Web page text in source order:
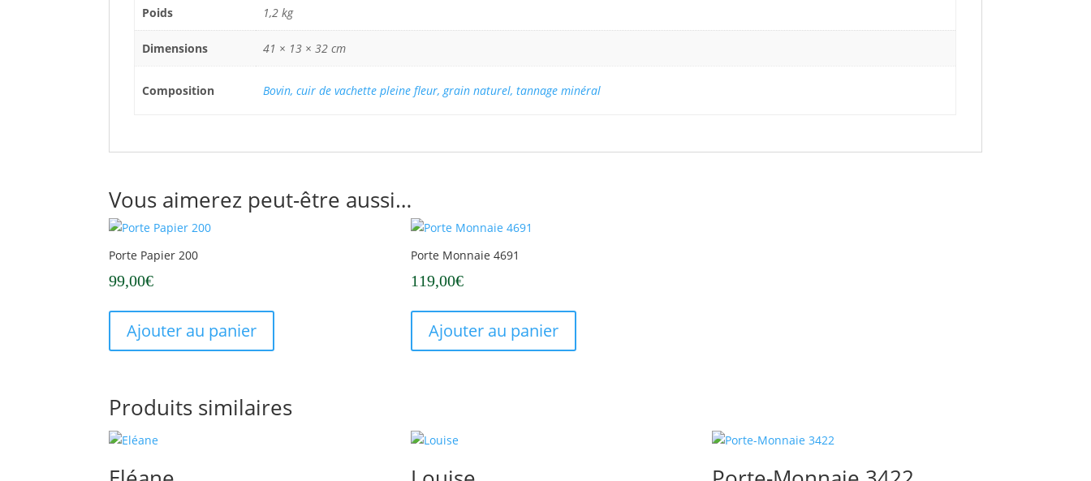
Poids 1,2 kg
Dimensions 41 × 13 × 32 cm
Composition Bovin, cuir de vachette pleine fleur, grain naturel, tannage minéral
Vous aimerez peut-être aussi…
Porte Papier 200
99,00€
Ajouter au panier
Porte Monnaie 4691
119,00€
Ajouter au panier
Produits similaires